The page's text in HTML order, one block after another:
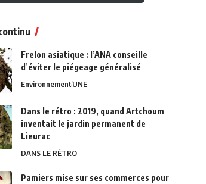
Frelon asiatique : l’ANA conseille
d’éviter le piégeage généralisé
EnvironnementUNE
Dans le rétro : 2019, quand Artchoum
inventait le jardin permanent de
Lieurac
DANS LE RÉTRO
Pamiers mise sur ses commerces pour